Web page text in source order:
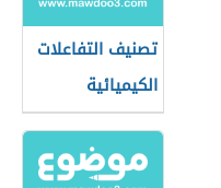
تصنيف التفاعلات
الكيميائية